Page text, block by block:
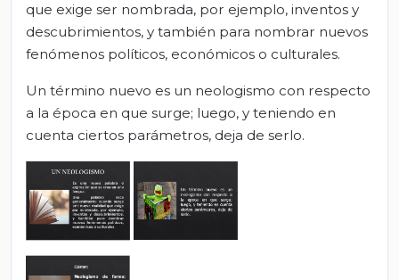
que exige ser nombrada, por ejemplo, inventos y
descubrimientos, y también para nombrar nuevos
fenómenos políticos, económicos o culturales.
Un término nuevo es un neologismo con respecto
a la época en que surge; luego, y teniendo en
cuenta ciertos parámetros, deja de serlo.